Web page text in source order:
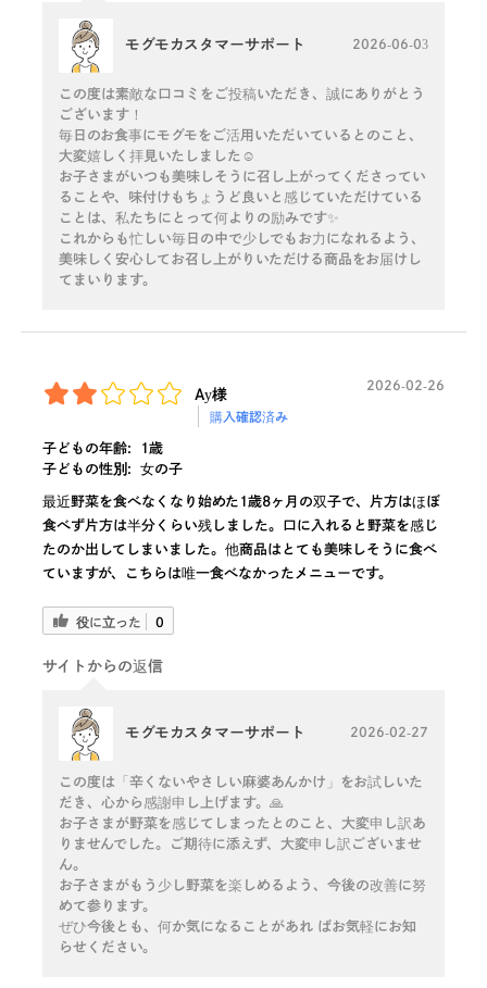
モグモカスタマーサポート 2026-06-03
この度は素敵な口コミをご投稿いただき、誠にありがとう
ございます！
毎日のお食事にモグモをご活用いただいているとのこと、
大変嬉しく拝見いたしました☺️
お子さまがいつも美味しそうに召し上がってくださってい
ることや、味付けもちょうど良いと感じていただけている
ことは、私たちにとって何よりの励みです✨
これからも忙しい毎日の中で少しでもお力になれるよう、
美味しく安心してお召し上がりいただける商品をお届けし
てまいります。
Ay様
購入確認済み
2026-02-26
子どもの年齢:
1歳
子どもの性別:
女の子
最近野菜を食べなくなり始めた1歳8ヶ月の双子で、片方はほぼ
食べず片方は半分くらい残しました。口に入れると野菜を感じ
たのか出してしまいました。他商品はとても美味しそうに食べ
ていますが、こちらは唯一食べなかったメニューです。
役に立った 0
サイトからの返信
モグモカスタマーサポート 2026-02-27
この度は「辛くないやさしい麻婆あんかけ」をお試しいた
だき、心から感謝申し上げます。🙏
お子さまが野菜を感じてしまったとのこと、大変申し訳あ
りませんでした。ご期待に添えず、大変申し訳ございませ
ん。
お子さまがもう少し野菜を楽しめるよう、今後の改善に努
めて参ります。
ぜひ今後とも、何か気になることがあれ ばお気軽にお知
らせください。